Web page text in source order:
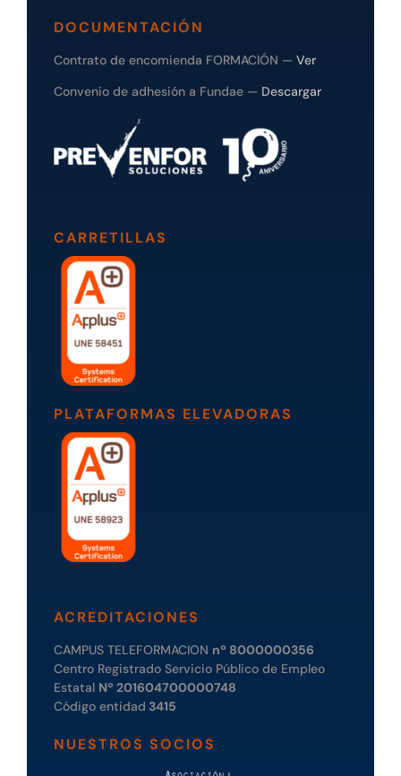
DOCUMENTACIÓN
Contrato de encomienda FORMACIÓN — Ver
Convenio de adhesión a Fundae — Descargar
CARRETILLAS
PLATAFORMAS ELEVADORAS
ACREDITACIONES
CAMPUS TELEFORMACION nº 8000000356
Centro Registrado Servicio Público de Empleo
Estatal Nº 201604700000748
Código entidad 3415
NUESTROS SOCIOS